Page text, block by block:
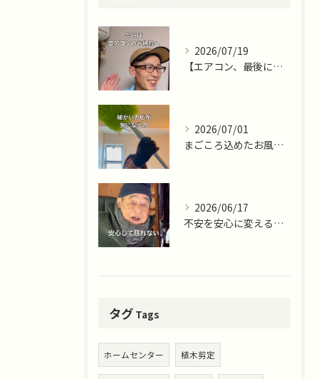
2026/07/19
【エアコン、最後に掃除したのはいつですか？🌿】
2026/07/01
まごころ込めたお風呂掃除ならまごころサポート藤沢十色店
2026/06/17
不安を安心に変える仕事。
タグ Tags
ホームセンター 植木剪定